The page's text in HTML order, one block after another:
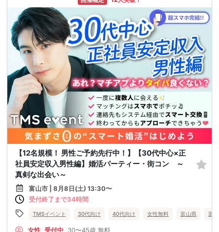
【12名規模！ 男性ご予約先行中！】【30代中心×正
社員安定収入男性編】婚活パーティー・街コン ～
真剣な出会い～
富山市 | 8月8日(土) 13:30〜
受付終了まで34時間
TMSイベント 30代向け 40代向け 女性無料 富山県 富
女性 受付中 30〜45歳 無料